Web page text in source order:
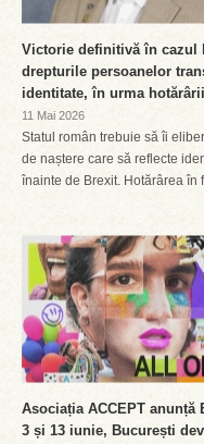
Victorie definitivă în cazul
drepturile persoanelor
identitate, în urma
11 Mai 2026
Statul român trebuie să îi
de naștere care să reflecte
înainte de Brexit. Hotărârea în
Asociația ACCEPT anunță
3 și 13 iunie, București